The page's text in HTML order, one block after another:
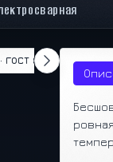
ГОСТ 8732 426×10